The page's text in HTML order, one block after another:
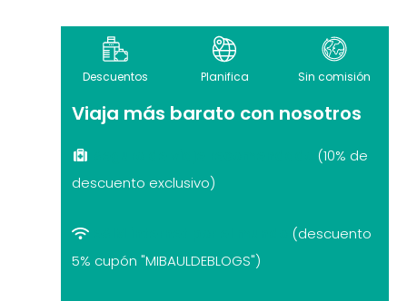
Descuentos Planifica Sin comisión
Viaja más barato con nosotros
(10% de
descuento exclusivo)
(descuento
5% cupón "MIBAULDEBLOGS")